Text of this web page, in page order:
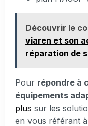
Découvrir le
viaren et son
réparation de
Pour répondre à
équipements
plus sur les
en vous référant